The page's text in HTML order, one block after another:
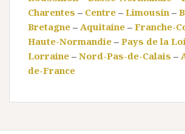
Charentes – Centre – Limousin –
Bretagne – Aquitaine – Franche-
Haute-Normandie – Pays de la
Lorraine – Nord-Pas-de-Calais –
de-France